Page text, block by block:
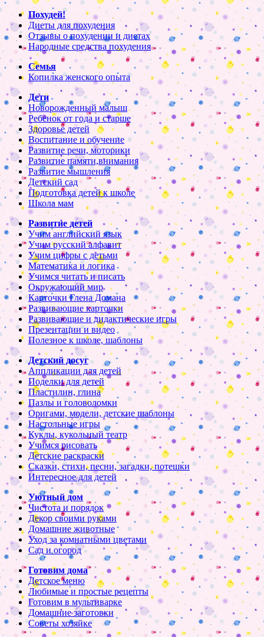
Похудей!
Диеты для похудения
Отзывы о похудении и диетах
Народные средства похудения
Семья
Копилка женского опыта
Дети
Новорожденный малыш
Ребенок от года и старше
Здоровье детей
Воспитание и обучение
Развитие речи, моторики
Развитие памяти,внимания
Развитие мышления
Детский сад
Подготовка детей к школе
Школа мам
Развитие детей
Учим английский язык
Учим русский алфавит
Учим цифры с детьми
Математика и логика
Учимся читать и писать
Окружающий мир
Карточки Глена Домана
Развивающие карточки
Развивающие и дидактические игры
Презентации и видео
Полезное к школе, шаблоны
Детский досуг
Аппликации для детей
Поделки для детей
Пластилин, глина
Пазлы и головоломки
Оригами, модели, детские шаблоны
Настольные игры
Куклы, кукольный театр
Учимся рисовать
Детские раскраски
Сказки, стихи, песни, загадки, потешки
Интересное для детей
Уютный дом
Чистота и порядок
Декор своими руками
Домашние животные
Уход за комнатными цветами
Сад и огород
Готовим дома
Детское меню
Любимые и простые рецепты
Готовим в мультиварке
Домашние заготовки
Советы хозяйке